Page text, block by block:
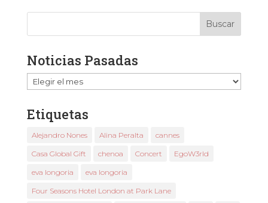
Noticias Pasadas
Noticias
Pasadas
Etiquetas
Alejandro Nones Alina Peralta cannes
Casa Global Gift chenoa Concert EgoW3rld
eva longoria eva longoria
Four Seasons Hotel London at Park Lane